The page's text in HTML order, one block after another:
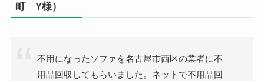
町 Y様）
不用になったソファを名古屋市西区の業者に不
用品回収してもらいました。ネットで不用品回